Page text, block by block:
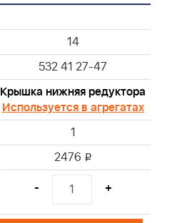
14
532 41 27-47
Крышка нижняя редуктора
Используется в агрегатах
1
2476 i
- +